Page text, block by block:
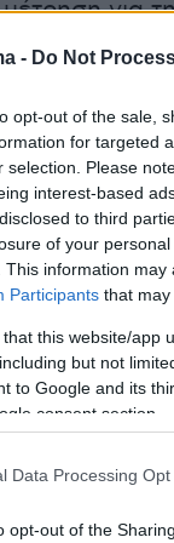
- Do Not
opt-out of the sale,
for targeted
selection. Please
interest-based
to third
of your
This information
Participants that may
that this website/app
but not
to Google and its
consent section.
Data Processing
opt-out of the
για
μηνών όταν
ένας άλλος
του
στη Δίωξη
ενός
αγορά.
ήρθε να
Ο εν λόγω